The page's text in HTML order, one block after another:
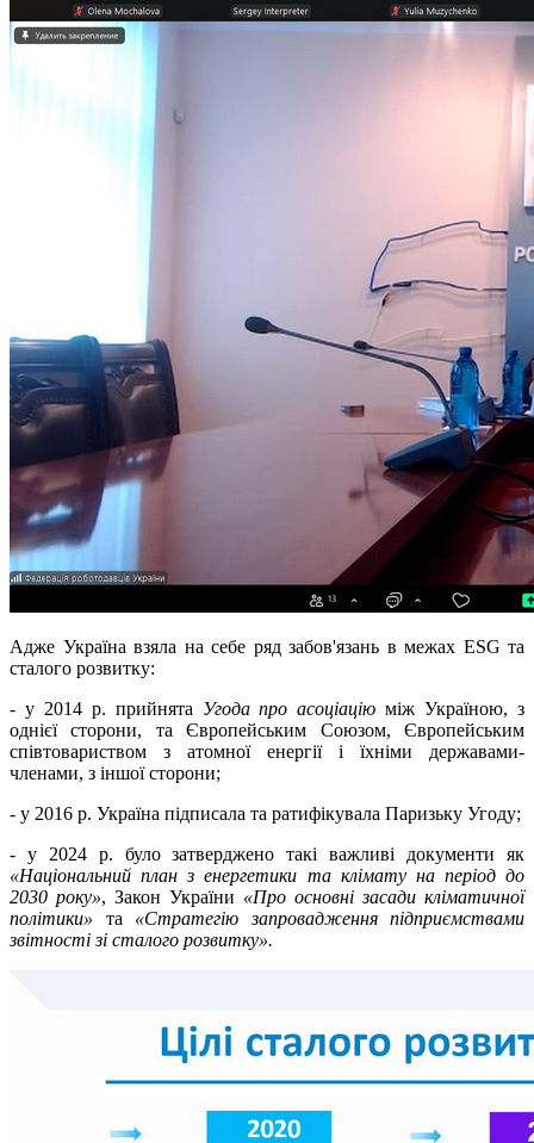
Адже Україна взяла на себе ряд забов'язань в межах ESG та
сталого розвитку:
- у 2014 р. прийнята Угода про асоціацію між Україною, з
однієї сторони, та Європейським Союзом, Європейським
співтовариством з атомної енергії і їхніми державами-
членами, з іншої сторони;
- у 2016 р. Україна підписала та ратифікувала Паризьку Угоду;
- у 2024 р. було затверджено такі важливі документи як
«Національний план з енергетики та клімату на період до
2030 року», Закон України «Про основні засади кліматичної
політики» та «Стратегію запровадження підприємствами
звітності зі сталого розвитку».